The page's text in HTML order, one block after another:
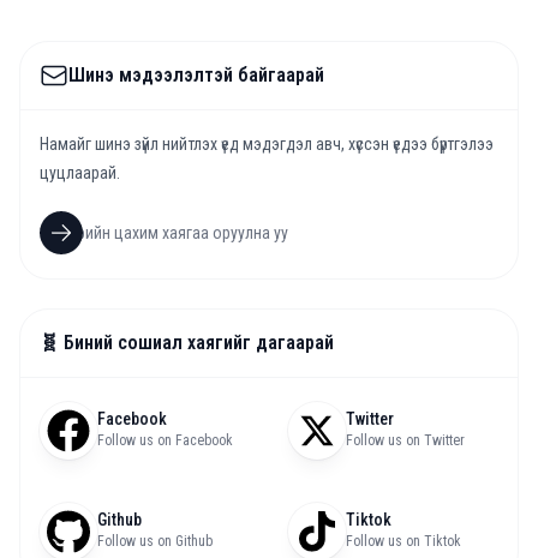
Шинэ мэдээлэлтэй байгаарай
Намайг шинэ зүйл нийтлэх үед мэдэгдэл авч, хүссэн үедээ бүртгэлээ
цуцлаарай.
🧬 Биний сошиал хаягийг дагаарай
Facebook
Follow us on Facebook
Twitter
Follow us on Twitter
Github
Follow us on Github
Tiktok
Follow us on Tiktok